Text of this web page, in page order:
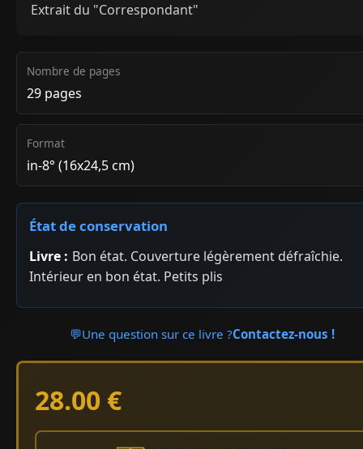
Extrait du "Correspondant"
Nombre de pages
29 pages
Format
in-8° (16x24,5 cm)
État de conservation
Livre : Bon état. Couverture légèrement défraîchie.
Intérieur en bon état. Petits plis
💬Une question sur ce livre ?Contactez-nous !
28.00 €